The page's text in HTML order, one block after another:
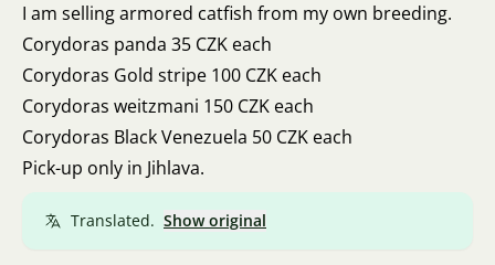
I am selling armored catfish from my own breeding.
Corydoras panda 35 CZK each
Corydoras Gold stripe 100 CZK each
Corydoras weitzmani 150 CZK each
Corydoras Black Venezuela 50 CZK each
Pick-up only in Jihlava.
Translated. Show original